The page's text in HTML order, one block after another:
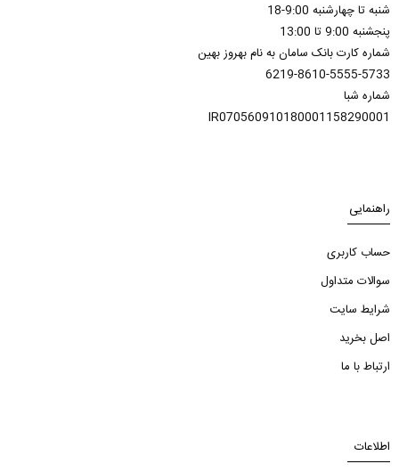
شنبه تا چهارشنبه 9:00-18
پنجشنبه 9:00 تا 13:00
شماره کارت بانک سامان به نام بهروز بهین
6219-8610-5555-5733
شماره شبا
IR070560910180001158290001
راهنمایی
حساب کاربری
سوالات متداول
شرایط سایت
اصل بخرید
ارتباط با ما
اطلاعات